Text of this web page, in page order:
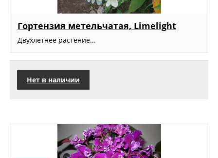
Гортензия метельчатая, Limelight
Двухлетнее растение...
Нет в наличии